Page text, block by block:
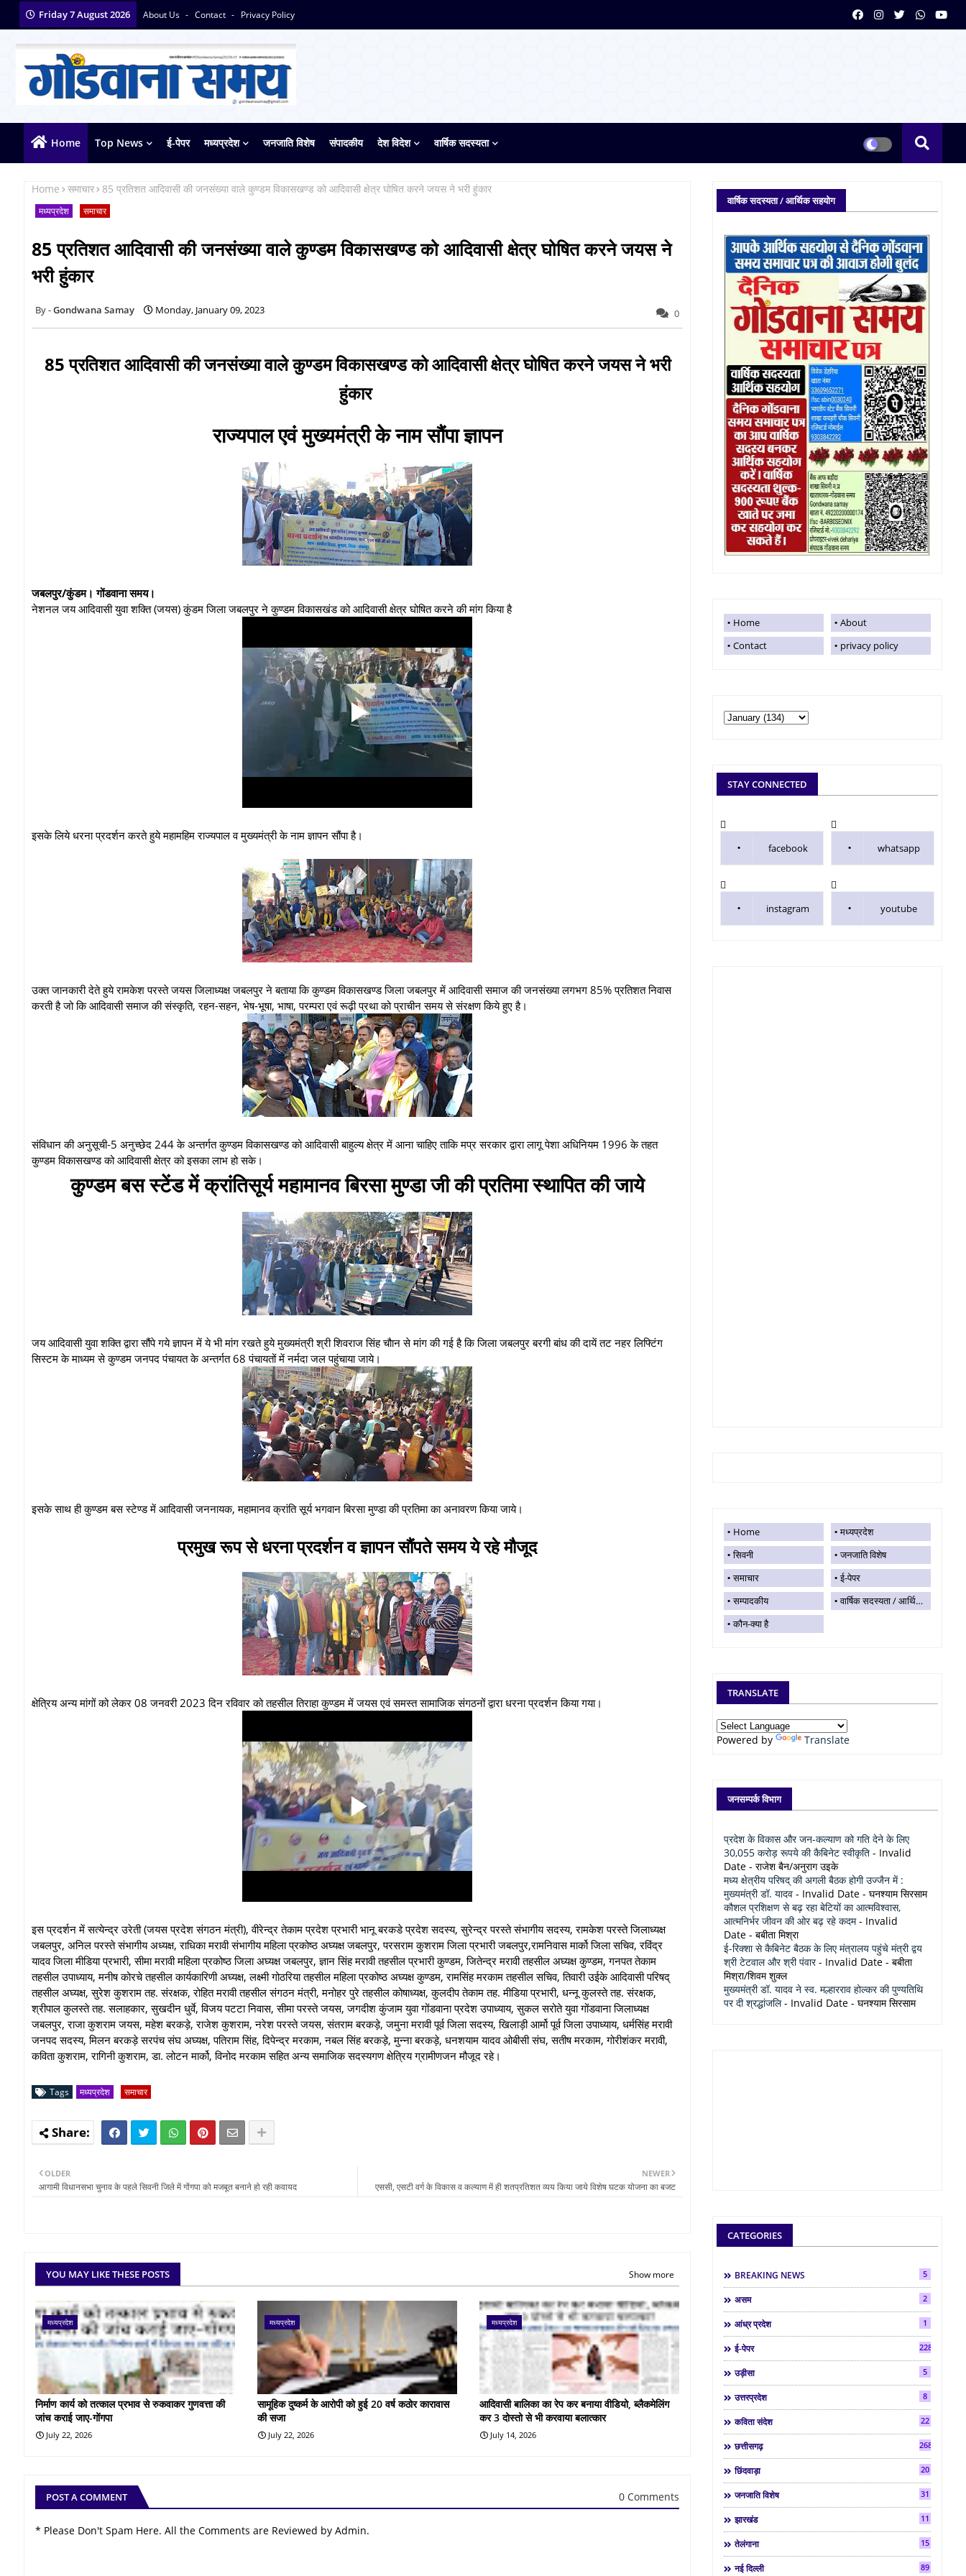
Friday 7 August 2026 About Us Contact Privacy Policy
Home Top News ई-पेपर मध्यप्रदेश जनजाति विशेष संपादकीय देश विदेश वार्षिक सदस्यता
Home समाचार 85 प्रतिशत आदिवासी की जनसंख्या वाले कुण्डम विकासखण्ड को आदिवासी क्षेत्र घोषित करने जयस ने भरी हुंकार
मध्यप्रदेश समाचार
85 प्रतिशत आदिवासी की जनसंख्या वाले कुण्डम विकासखण्ड को आदिवासी क्षेत्र घोषित करने जयस ने
भरी हुंकार
Gondwana Samay Monday, January 09, 2023 0
85 प्रतिशत आदिवासी की जनसंख्या वाले कुण्डम विकासखण्ड को आदिवासी क्षेत्र घोषित करने जयस ने भरी
हुंकार
राज्यपाल एवं मुख्यमंत्री के नाम सौंपा ज्ञापन
जबलपुर/कुंडम। गोंडवाना समय।
नेशनल जय आदिवासी युवा शक्ति (जयस) कुंडम जिला जबलपुर ने कुण्डम विकासखंड को आदिवासी क्षेत्र घोषित करने की मांग किया है
इसके लिये धरना प्रदर्शन करते हुये महामहिम राज्यपाल व मुख्यमंत्री के नाम ज्ञापन सौंपा है।
उक्त जानकारी देते हुये रामकेश परस्ते जयस जिलाध्यक्ष जबलपुर ने बताया कि कुण्डम विकासखण्ड जिला जबलपुर में आदिवासी समाज की जनसंख्या लगभग 85% प्रतिशत निवास
करती है जो कि आदिवासी समाज की संस्कृति, रहन-सहन, भेष-भूषा, भाषा, परम्परा एवं रूढ़ी प्रथा को प्राचीन समय से संरक्षण किये हुए है।
संविधान की अनुसूची-5 अनुच्छेद 244 के अन्तर्गत कुण्डम विकासखण्ड को आदिवासी बाहुल्य क्षेत्र में आना चाहिए ताकि मप्र सरकार द्वारा लागू पेशा अधिनियम 1996 के तहत
कुण्डम विकासखण्ड को आदिवासी क्षेत्र को इसका लाभ हो सके।
कुण्डम बस स्टेंड में क्रांतिसूर्य महामानव बिरसा मुण्डा जी की प्रतिमा स्थापित की जाये
जय आदिवासी युवा शक्ति द्वारा सौंपे गये ज्ञापन में ये भी मांग रखते हुये मुख्यमंत्री श्री शिवराज सिंह चौान से मांग की गई है कि जिला जबलपुर बरगी बांध की दायें तट नहर लिफ्टिंग
सिस्टम के माध्यम से कुण्डम जनपद पंचायत के अन्तर्गत 68 पंचायतों में नर्मदा जल पहुंचाया जाये।
इसके साथ ही कुण्डम बस स्टेण्ड में आदिवासी जननायक, महामानव क्रांति सूर्य भगवान बिरसा मुण्डा की प्रतिमा का अनावरण किया जाये।
प्रमुख रूप से धरना प्रदर्शन व ज्ञापन सौंपते समय ये रहे मौजूद
क्षेत्रिय अन्य मांगों को लेकर 08 जनवरी 2023 दिन रविवार को तहसील तिराहा कुण्डम में जयस एवं समस्त सामाजिक संगठनों द्वारा धरना प्रदर्शन किया गया।
इस प्रदर्शन में सत्येन्द्र उरेती (जयस प्रदेश संगठन मंत्री), वीरेन्द्र तेकाम प्रदेश प्रभारी भानू बरकडे प्रदेश सदस्य, सुरेन्द्र परस्ते संभागीय सदस्य, रामकेश परस्ते जिलाध्यक्ष
जबलपुर, अनिल परस्ते संभागीय अध्यक्ष, राधिका मरावी संभागीय महिला प्रकोष्ठ अघ्यक्ष जबलपुर, परसराम कुशराम जिला प्रभारी जबलपुर,रामनिवास मार्को जिला सचिव, रविंद्र
यादव जिला मीडिया प्रभारी, सीमा मरावी महिला प्रकोष्ठ जिला अघ्यक्ष जबलपुर, ज्ञान सिंह मरावी तहसील प्रभारी कुण्डम, जितेन्द्र मरावी तहसील अघ्यक्ष कुण्डम, गनपत तेकाम
तहसील उपाध्याय, मनीष कोरचे तहसील कार्यकारिणी अघ्यक्ष, लक्ष्मी गोठरिया तहसील महिला प्रकोष्ठ अघ्यक्ष कुण्डम, रामसिंह मरकाम तहसील सचिव, तिवारी उईके आदिवासी परिषद्
तहसील अघ्यक्ष, सुरेश कुशराम तह. संरक्षक, रोहित मरावी तहसील संगठन मंत्री, मनोहर पुरे तहसील कोषाध्यक्ष, कुलदीप तेकाम तह. मीडिया प्रभारी, धन्नू कुलस्ते तह. संरक्षक,
श्रीपाल कुलस्ते तह. सलाहकार, सुखदीन धुर्वे, विजय पटटा निवास, सीमा परस्ते जयस, जगदीश कुंजाम युवा गोंडवाना प्रदेश उपाध्याय, सुकल सरोते युवा गोंडवाना जिलाध्यक्ष
जबलपुर, राजा कुशराम जयस, महेश बरकड़े, राजेश कुशराम, नरेश परस्ते जयस, संतराम बरकड़े, जमुना मरावी पूर्व जिला सदस्य, खिलाड़ी आर्मो पूर्व जिला उपाध्याय, धर्मसिंह मरावी
जनपद सदस्य, मिलन बरकड़े सरपंच संघ अघ्यक्ष, पतिराम सिंह, दिपेन्द्र मरकाम, नबल सिंह बरकड़े, मुन्ना बरकड़े, धनशयाम यादव ओबीसी संघ, सतीष मरकाम, गोरीशंकर मरावी,
कविता कुशराम, रागिनी कुशराम, डा. लोटन मार्को, विनोद मरकाम सहित अन्य समाजिक सदस्यगण क्षेत्रिय ग्रामीणजन मौजूद रहे।
Tags मध्यप्रदेश समाचार
NEWER
एससी, एसटी वर्ग के विकास व कल्याण में ही शतप्रतिशत व्यय किया जाये विशेष घटक योजना का बजट
OLDER
आगामी विधानसभा चुनाव के पहले सिवनी जिले में गोंगपा को मजबूत बनाने हो रही कवायद
YOU MAY LIKE THESE POSTS Show more
मध्यप्रदेश
निर्माण कार्य को तत्काल प्रभाव से रुकवाकर गुणवत्ता की
जांच कराई जाए-गोंगपा
July 22, 2026
मध्यप्रदेश
सामूहिक दुष्कर्म के आरोपी को हुई 20 वर्ष कठोर कारावास
की सजा
July 22, 2026
मध्यप्रदेश
आदिवासी बालिका का रेप कर बनाया वीडियो, ब्लैकमेलिंग
कर 3 दोस्तो से भी करवाया बलात्कार
July 14, 2026
POST A COMMENT 0 Comments
* Please Don't Spam Here. All the Comments are Reviewed by Admin.
वार्षिक सदस्यता / आर्थिक सहयोग
Home
About
Contact
privacy policy
STAY CONNECTED
facebook whatsapp
instagram youtube
Home
मध्यप्रदेश
सिवनी
जनजाति विशेष
समाचार
ई-पेपर
सम्पादकीय
वार्षिक सदस्यता / आर्थिक सहयोग
कौन-क्या है
TRANSLATE
Powered by Translate
जनसम्पर्क विभाग
प्रदेश के विकास और जन-कल्याण को गति देने के लिए
30,055 करोड़ रूपये की कैबिनेट स्वीकृति - Invalid
Date - राजेश बैन/अनुराग उइके
मध्य क्षेत्रीय परिषद् की अगली बैठक होगी उज्जैन में :
मुख्यमंत्री डॉ. यादव - Invalid Date - घनश्याम सिरसाम
कौशल प्रशिक्षण से बढ़ रहा बेटियों का आत्मविश्वास,
आत्मनिर्भर जीवन की ओर बढ़ रहे कदम- Invalid
Date - बबीता मिश्रा
ई-रिक्शा से कैबिनेट बैठक के लिए मंत्रालय पहुंचे मंत्री द्वय
श्री टेटवाल और श्री पंवार- Invalid Date - बबीता
मिश्रा/शिवम शुक्ल
मुख्यमंत्री डॉ. यादव ने स्व. मल्हारराव होल्कर की पुण्यतिथि
पर दी श्रद्धांजलि- Invalid Date - घनश्याम सिरसाम
CATEGORIES
BREAKING NEWS 5
असम 2
आंध्र प्रदेश 1
ई-पेपर 2286
उड़ीसा 5
उत्तरप्रदेश 8
कविता संदेश 22
छत्तीसगढ़ 268
छिंदवाड़ा 20
जनजाति विशेष 31
झारखंड 11
तेलंगाना 15
नई दिल्ली 89